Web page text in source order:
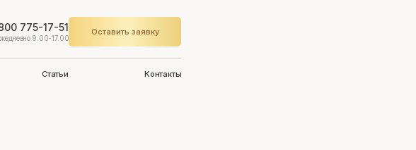
775-17-51
9.00-17.00
Оставить заявку
Статьи Контакты